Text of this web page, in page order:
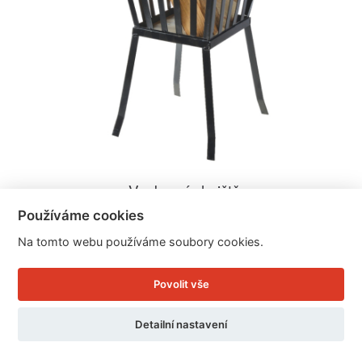
Venkovní ohniště
Cena: 1.079 Kč
Skladem
Doručíme do: 11.8.
Detail
Používáme cookies
Na tomto webu používáme soubory cookies.
Povolit vše
Detailní nastavení